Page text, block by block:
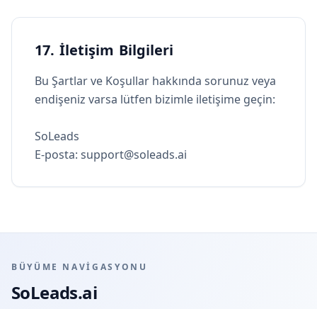
17. İletişim Bilgileri
Bu Şartlar ve Koşullar hakkında sorunuz veya
endişeniz varsa lütfen bizimle iletişime geçin:
SoLeads
E-posta: support@soleads.ai
BÜYÜME NAVIGASYONU
SoLeads.ai